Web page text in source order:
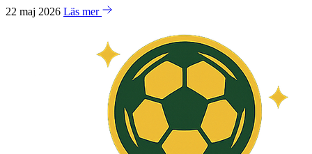
22 maj 2026 Läs mer